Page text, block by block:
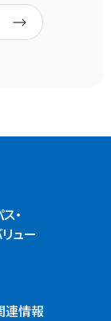
ィングアクト
・
ュー
連情報